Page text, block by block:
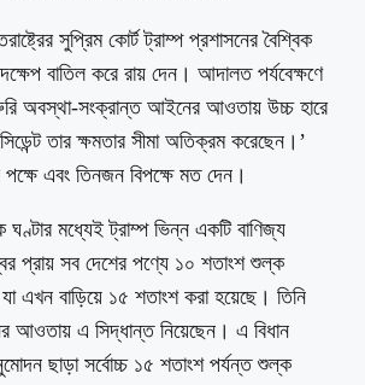
সুপ্রিম কোর্ট ট্রাম্প প্রশাসনের বৈশ্বিক
বাতিল করে রায় দেন। আদালত পর্যবেক্ষণে
অবস্থা-সংক্রান্ত আইনের আওতায় উচ্চ হারে
তার ক্ষমতার সীমা অতিক্রম করেছেন।’
পক্ষে এবং তিনজন বিপক্ষে মত দেন।
মধ্যেই ট্রাম্প ভিন্ন একটি বাণিজ্য
প্রায় সব দেশের পণ্যে ১০ শতাংশ শুল্ক
এখন বাড়িয়ে ১৫ শতাংশ করা হয়েছে। তিনি
আওতায় এ সিদ্ধান্ত নিয়েছেন। এ বিধান
ছাড়া সর্বোচ্চ ১৫ শতাংশ পর্যন্ত শুল্ক